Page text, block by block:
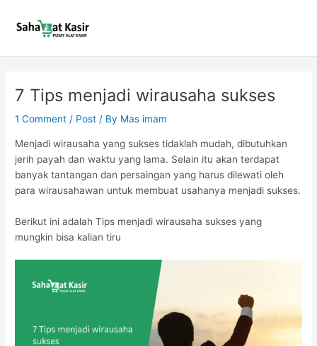
7 Tips menjadi wirausaha sukses
1 Comment / Post / By Mas imam
Menjadi wirausaha yang sukses tidaklah mudah, dibutuhkan
jerih payah dan waktu yang lama. Selain itu akan terdapat
banyak tantangan dan persaingan yang harus dilewati oleh
para wirausahawan untuk membuat usahanya menjadi sukses.
Berikut ini adalah Tips menjadi wirausaha sukses yang
mungkin bisa kalian tiru